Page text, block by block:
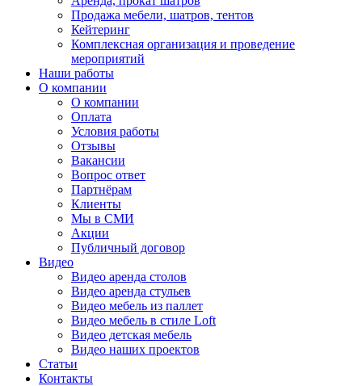
Продажа мебели, шатров, тентов
Кейтеринг
Комплексная организация и проведение
мероприятий
Наши работы
О компании
О компании
Оплата
Условия работы
Отзывы
Вакансии
Вопрос ответ
Партнёрам
Клиенты
Мы в СМИ
Акции
Публичный договор
Видео
Видео аренда столов
Видео аренда стульев
Видео мебель из паллет
Видео мебель в стиле Loft
Видео детская мебель
Видео наших проектов
Статьи
Контакты